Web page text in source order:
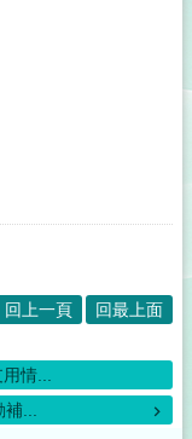
回上一頁 回最上面
情...
...